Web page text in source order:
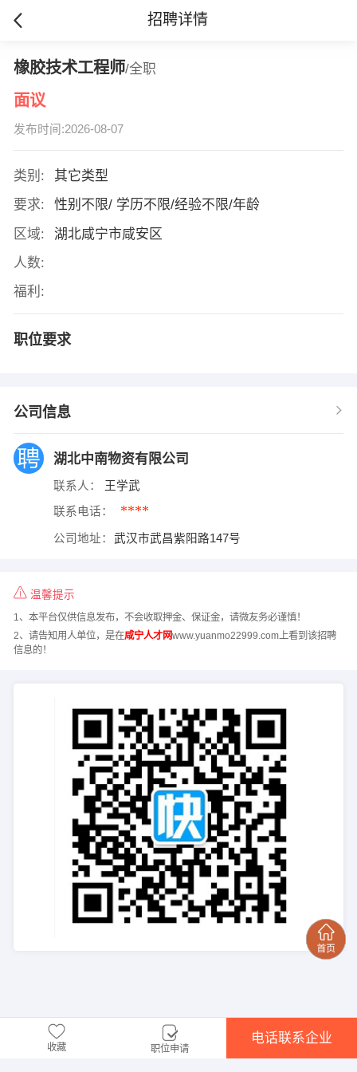
招聘详情
橡胶技术工程师/全职
面议
发布时间:2026-08-07
类别:
其它类型
要求:
性别不限/ 学历不限/经验不限/年龄
区域:
湖北咸宁市咸安区
人数:
福利:
职位要求
公司信息
湖北中南物资有限公司
联系人： 王学武
联系电话： ****
公司地址： 武汉市武昌紫阳路147号
温馨提示
1、本平台仅供信息发布，不会收取押金、保证金，请微友务必谨慎！
2、请告知用人单位，是在咸宁人才网www.yuanmo22999.com上看到该招聘
信息的！
收藏 职位申请
电话联系企业